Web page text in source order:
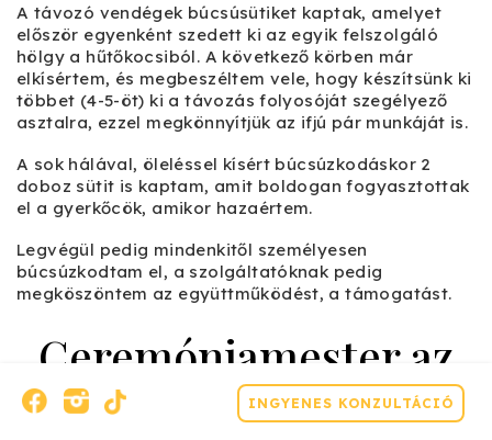
INGYENES KONZULTÁCIÓ
A távozó vendégek búcsúsütiket kaptak, amelyet
először egyenként szedett ki az egyik felszolgáló
hölgy a hűtőkocsiból. A következő körben már
elkísértem, és megbeszéltem vele, hogy készítsünk ki
többet (4-5-öt) ki a távozás folyosóját szegélyező
asztalra, ezzel megkönnyítjük az ifjú pár munkáját is.
A sok hálával, öleléssel kísért búcsúzkodáskor 2
doboz sütit is kaptam, amit boldogan fogyasztottak
el a gyerkőcök, amikor hazaértem.
Legvégül pedig mindenkitől személyesen
búcsúzkodtam el, a szolgáltatóknak pedig
megköszöntem az együttműködést, a támogatást.
Ceremóniamester az
esküvő után